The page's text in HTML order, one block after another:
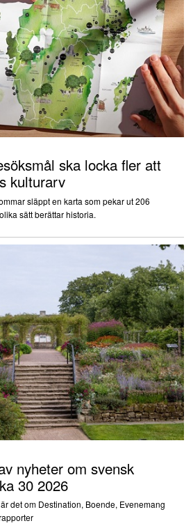
ska locka fler att
kulturarv
släppt en karta som pekar ut 206
sätt berättar historia.
nyheter om svensk
30 2026
det om Destination, Boende, Evenemang